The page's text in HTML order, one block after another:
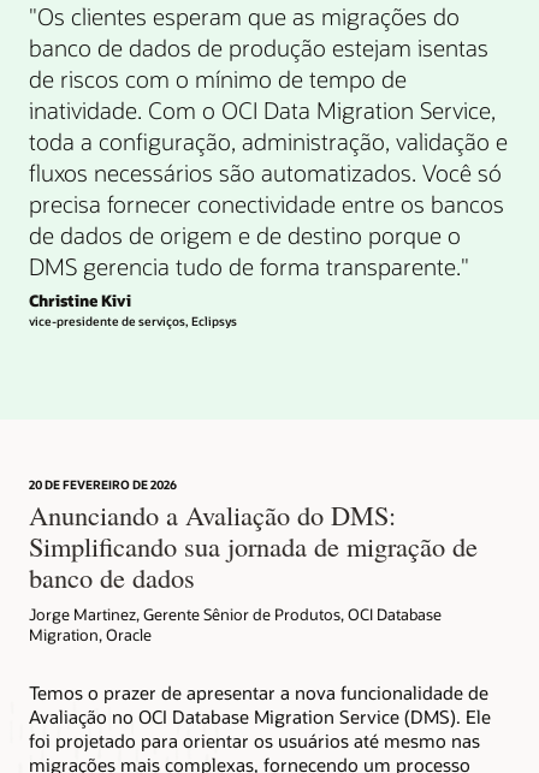
"Os clientes esperam que as migrações do
banco de dados de produção estejam isentas
de riscos com o mínimo de tempo de
inatividade. Com o OCI Data Migration Service,
toda a configuração, administração, validação e
fluxos necessários são automatizados. Você só
precisa fornecer conectividade entre os bancos
de dados de origem e de destino porque o
DMS gerencia tudo de forma transparente."
Christine Kivi
vice-presidente de serviços, Eclipsys
20 DE FEVEREIRO DE 2026
Anunciando a Avaliação do DMS:
Simplificando sua jornada de migração de
banco de dados
Jorge Martinez, Gerente Sênior de Produtos, OCI Database
Migration, Oracle
Temos o prazer de apresentar a nova funcionalidade de
Avaliação no OCI Database Migration Service (DMS). Ele
foi projetado para orientar os usuários até mesmo nas
migrações mais complexas, fornecendo um processo